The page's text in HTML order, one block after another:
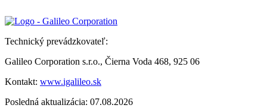
Technický prevádzkovateľ:
Galileo Corporation s.r.o., Čierna Voda 468, 925 06
Kontakt: www.igalileo.sk
Posledná aktualizácia: 07.08.2026